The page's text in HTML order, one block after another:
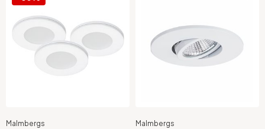
Malmbergs Malmbergs